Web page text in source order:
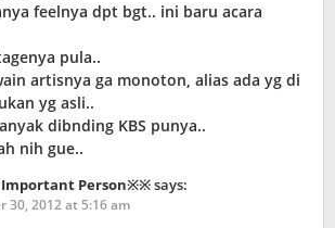
feelnya dpt bgt.. ini baru acara
pula..
artisnya ga monoton, alias ada yg di
yg asli..
dibnding KBS punya..
nih gue..
Person※※says:
30, 2012 at 5:16 am